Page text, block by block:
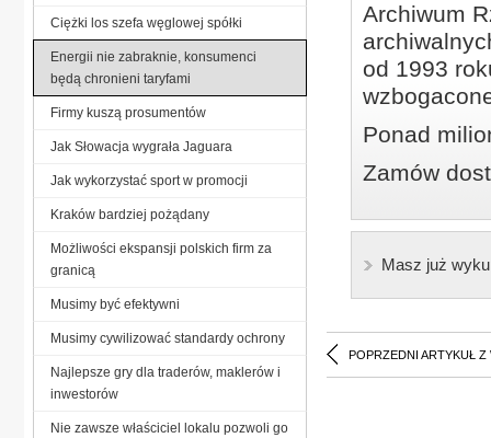
Archiwum
od 1993
Ponad
Zamów
Masz już
POPRZEDNI ARTYKUŁ Z
Ciężki los szefa węglowej spółki
Energii nie zabraknie, konsumenci
będą chronieni taryfami
Firmy kuszą prosumentów
Jak Słowacja wygrała Jaguara
Jak wykorzystać sport w promocji
Kraków bardziej pożądany
Możliwości ekspansji polskich firm za
granicą
Musimy być efektywni
Musimy cywilizować standardy ochrony
Najlepsze gry dla traderów, maklerów i
inwestorów
Nie zawsze właściciel lokalu pozwoli go